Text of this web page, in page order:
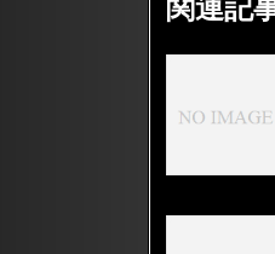
関連記